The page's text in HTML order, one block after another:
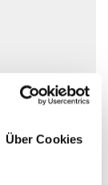
Über Cookies